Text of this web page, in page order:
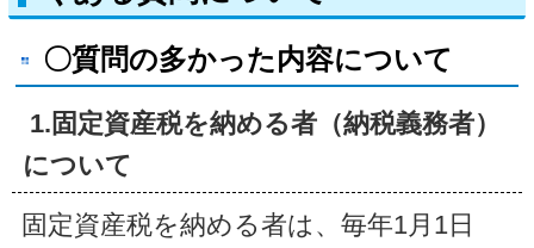
〇質問の多かった内容について
1.固定資産税を納める者（納税義務者）
について
固定資産税を納める者は、毎年1月1日